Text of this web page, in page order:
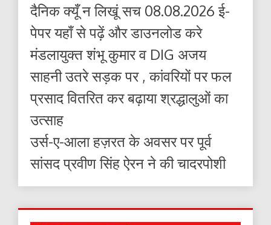
दैनिक क्यूँ न लिखूं सच 08.08.2026 ई-
पेपर यहाँ से पढ़ें और डाउनलोड करे
मंडलायुक्त शंभू कुमार व DIG अजय
साहनी उतरे सड़क पर , कांवरियों पर फल
प्रसाद वितरित कर बढ़ाया श्रद्धालुओं का
उत्साह
उर्स-ए-आला हज़रत के अवसर पर पूर्व
सांसद प्रवीण सिंह ऐरन ने की चादरपोशी